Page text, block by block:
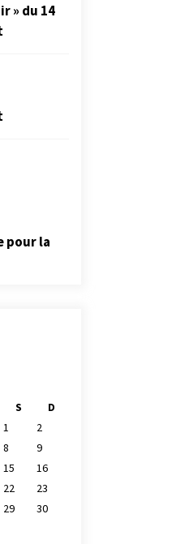
» du 14
pour la
S
D
1
2
8
9
15
16
22
23
29
30